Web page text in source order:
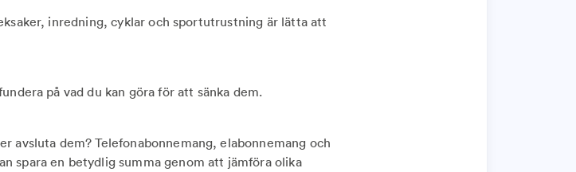
inredning, cyklar och sportutrustning är lätta att
på vad du kan göra för att sänka dem.
avsluta dem? Telefonabonnemang, elabonnemang och
spara en betydlig summa genom att jämföra olika